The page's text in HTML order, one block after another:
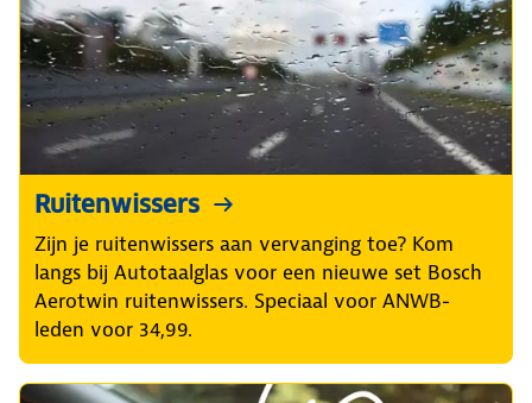
Ruitenwissers
Zijn je ruitenwissers aan vervanging toe? Kom
langs bij Autotaalglas voor een nieuwe set Bosch
Aerotwin ruitenwissers. Speciaal voor ANWB-
leden voor 34,99.